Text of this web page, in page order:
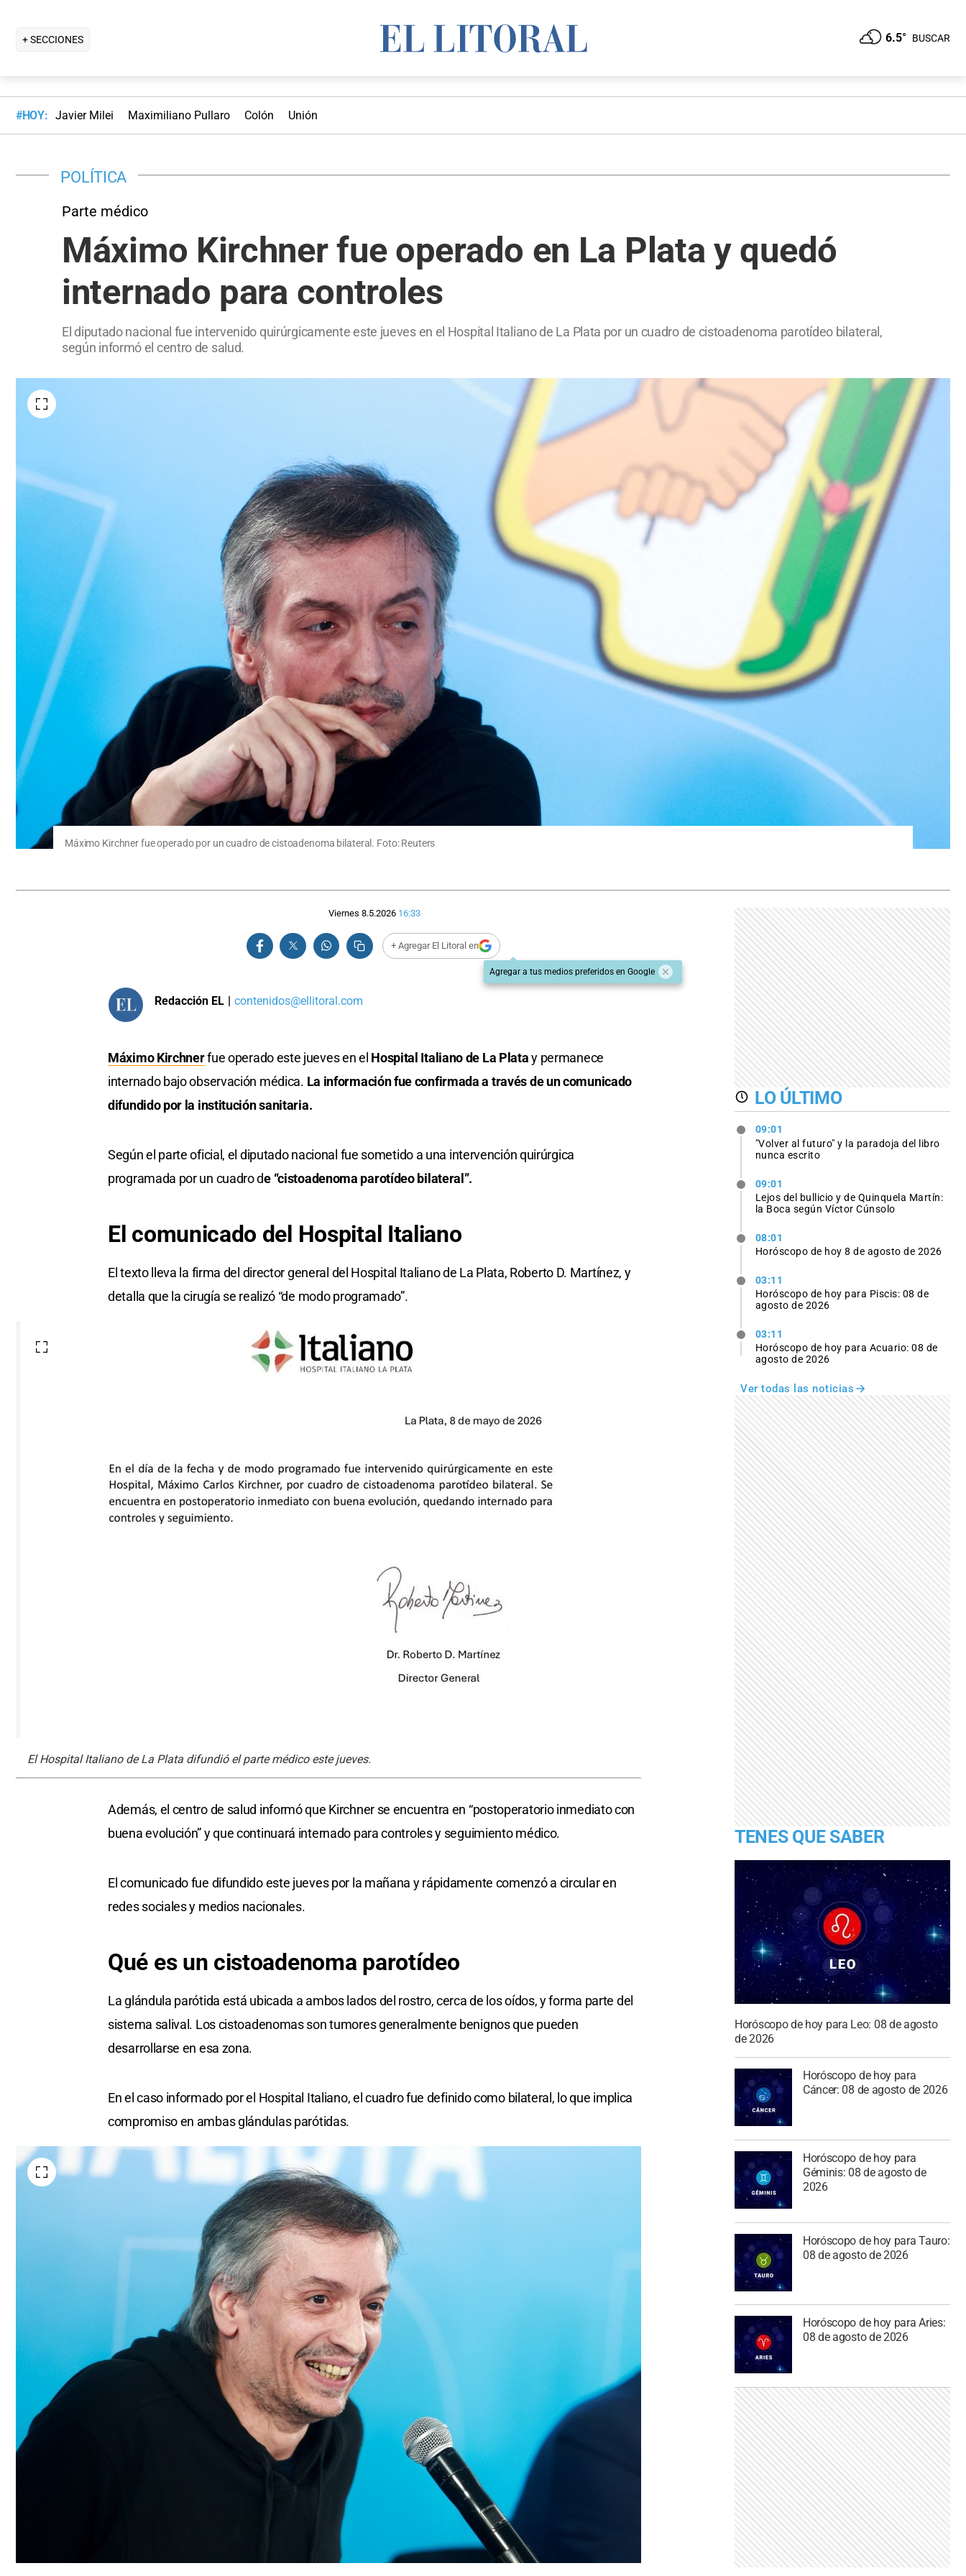
+ SECCIONES 6.5° BUSCAR
#HOY: Javier Milei Maximiliano Pullaro Colón Unión
POLÍTICA
Parte médico
Máximo Kirchner fue operado en La Plata y quedó
internado para controles
El diputado nacional fue intervenido quirúrgicamente este jueves en el Hospital Italiano de La Plata por un cuadro de cistoadenoma parotídeo bilateral,
según informó el centro de salud.
Máximo Kirchner fue operado por un cuadro de cistoadenoma bilateral. Foto: Reuters
Viernes 8.5.2026 16:33
+ Agregar El Litoral en
Agregar a tus medios preferidos en Google
Redacción EL | contenidos@ellitoral.com
Máximo Kirchnerfue operado este jueves en el Hospital Italiano de La Platay permanece
internado bajo observación médica. La información fue confirmada a través de un comunicado
difundido por la institución sanitaria.
Según el parte oficial, el diputado nacional fue sometido a una intervención quirúrgica
programada por un cuadro de “cistoadenoma parotídeo bilateral”.
El comunicado del Hospital Italiano
El texto lleva la firma del director general del Hospital Italiano de La Plata, Roberto D. Martínez, y
detalla que la cirugía se realizó “de modo programado”.
El Hospital Italiano de La Plata difundió el parte médico este jueves.
Además, el centro de salud informó que Kirchner se encuentra en “postoperatorio inmediato con
buena evolución” y que continuará internado para controles y seguimiento médico.
El comunicado fue difundido este jueves por la mañana y rápidamente comenzó a circular en
redes sociales y medios nacionales.
Qué es un cistoadenoma parotídeo
La glándula parótida está ubicada a ambos lados del rostro, cerca de los oídos, y forma parte del
sistema salival. Los cistoadenomas son tumores generalmente benignos que pueden
desarrollarse en esa zona.
En el caso informado por el Hospital Italiano, el cuadro fue definido como bilateral, lo que implica
compromiso en ambas glándulas parótidas.
LO ÚLTIMO
09:01
"Volver al futuro" y la paradoja del libro
nunca escrito
09:01
Lejos del bullicio y de Quinquela Martín:
la Boca según Víctor Cúnsolo
08:01
Horóscopo de hoy 8 de agosto de 2026
03:11
Horóscopo de hoy para Piscis: 08 de
agosto de 2026
03:11
Horóscopo de hoy para Acuario: 08 de
agosto de 2026
Ver todas las noticias
TENES QUE SABER
Horóscopo de hoy para Leo: 08 de agosto
de 2026
Horóscopo de hoy para
Cáncer: 08 de agosto de 2026
Horóscopo de hoy para
Géminis: 08 de agosto de
2026
Horóscopo de hoy para Tauro:
08 de agosto de 2026
Horóscopo de hoy para Aries:
08 de agosto de 2026